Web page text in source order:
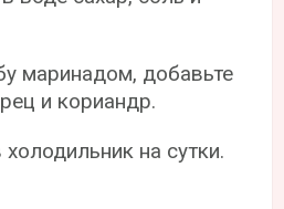
маринадом, добавьте
и кориандр.
холодильник на сутки.